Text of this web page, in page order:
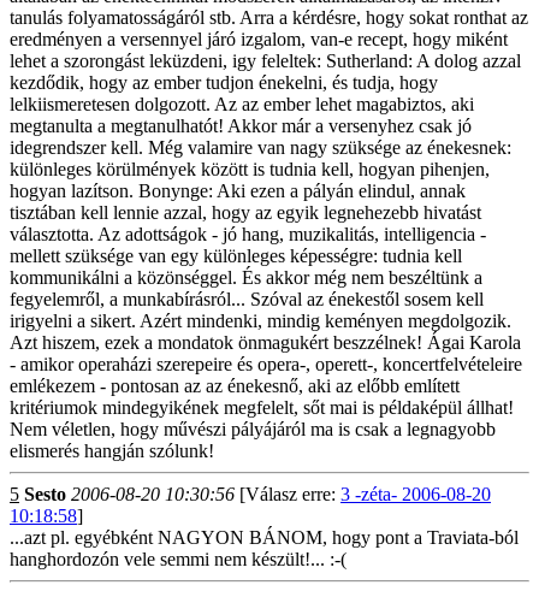
tanulás folyamatosságáról stb. Arra a kérdésre, hogy sokat ronthat az
eredményen a versennyel járó izgalom, van-e recept, hogy miként
lehet a szorongást leküzdeni, igy feleltek: Sutherland: A dolog azzal
kezdődik, hogy az ember tudjon énekelni, és tudja, hogy
lelkiismeretesen dolgozott. Az az ember lehet magabiztos, aki
megtanulta a megtanulhatót! Akkor már a versenyhez csak jó
idegrendszer kell. Még valamire van nagy szüksége az énekesnek:
különleges körülmények között is tudnia kell, hogyan pihenjen,
hogyan lazítson. Bonynge: Aki ezen a pályán elindul, annak
tisztában kell lennie azzal, hogy az egyik legnehezebb hivatást
választotta. Az adottságok - jó hang, muzikalitás, intelligencia -
mellett szüksége van egy különleges képességre: tudnia kell
kommunikálni a közönséggel. És akkor még nem beszéltünk a
fegyelemről, a munkabírásról... Szóval az énekestől sosem kell
irigyelni a sikert. Azért mindenki, mindig keményen megdolgozik.
Azt hiszem, ezek a mondatok önmagukért beszzélnek! Ágai Karola
- amikor operaházi szerepeire és opera-, operett-, koncertfelvételeire
emlékezem - pontosan az az énekesnő, aki az előbb említett
kritériumok mindegyikének megfelelt, sőt mai is példaképül állhat!
Nem véletlen, hogy művészi pályájáról ma is csak a legnagyobb
elismerés hangján szólunk!
5 Sesto 2006-08-20 10:30:56 [Válasz erre: 3 -zéta- 2006-08-20
10:18:58]
...azt pl. egyébként NAGYON BÁNOM, hogy pont a Traviata-ból
hanghordozón vele semmi nem készült!... :-(